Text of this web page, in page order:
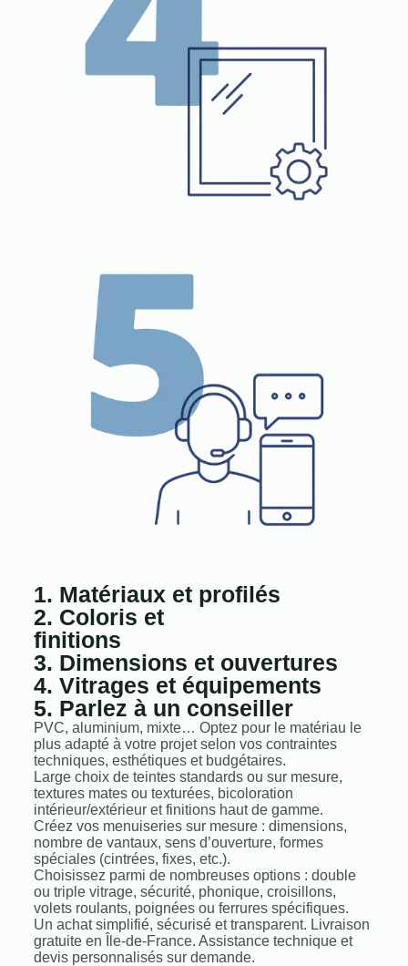
1. Matériaux et profilés
2. Coloris et
finitions
3. Dimensions et ouvertures
4. Vitrages et équipements
5. Parlez à un conseiller
PVC, aluminium, mixte… Optez pour le matériau le
plus adapté à votre projet selon vos contraintes
techniques, esthétiques et budgétaires.
Large choix de teintes standards ou sur mesure,
textures mates ou texturées, bicoloration
intérieur/extérieur et finitions haut de gamme.
Créez vos menuiseries sur mesure : dimensions,
nombre de vantaux, sens d’ouverture, formes
spéciales (cintrées, fixes, etc.).
Choisissez parmi de nombreuses options : double
ou triple vitrage, sécurité, phonique, croisillons,
volets roulants, poignées ou ferrures spécifiques.
Un achat simplifié, sécurisé et transparent. Livraison
gratuite en Île-de-France. Assistance technique et
devis personnalisés sur demande.